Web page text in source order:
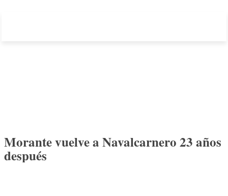
Morante vuelve a Navalcarnero 23 años
después